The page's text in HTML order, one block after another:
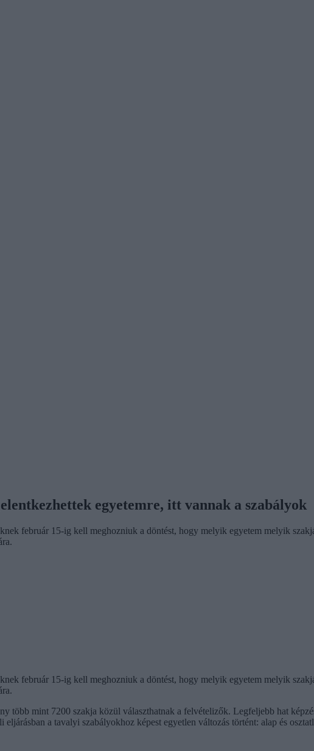
egyetemre, itt vannak a szabályok
február 15-ig kell meghozniuk a döntést, hogy melyik egyetem melyik
február 15-ig kell meghozniuk a döntést, hogy melyik egyetem melyik
több mint 7200 szakja közül választhatnak a felvételizők. Legfeljebb hat
a tavalyi szabályokhoz képest egyetlen változás történt: alap és